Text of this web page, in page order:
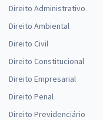
Direito Administrativo
Direito Ambiental
Direito Civil
Direito Constitucional
Direito Empresarial
Direito Penal
Direito Previdenciário